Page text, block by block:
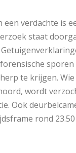
een verdachte is
staat
te krijgen.
wordt
Ook
rond